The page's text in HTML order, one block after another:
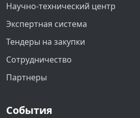
Научно-технический центр
Экспертная система
Тендеры на закупки
Сотрудничество
Партнеры
События